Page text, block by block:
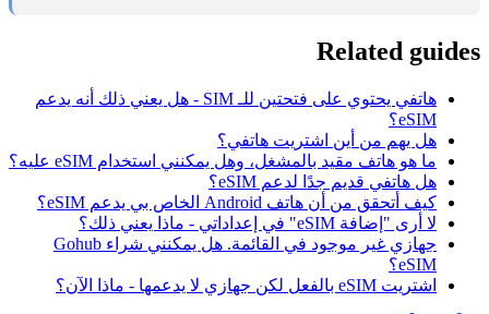
Related guides
هاتفي يحتوي على فتحتين للـ SIM - هل يعني ذلك أنه يدعم
eSIM؟
هل يهم من أين اشتريت هاتفي؟
ما هو هاتف مقيد بالمشغل، وهل يمكنني استخدام eSIM عليه؟
هل هاتفي قديم جدًا لدعم eSIM؟
كيف أتحقق من أن هاتف Android الخاص بي يدعم eSIM؟
لا أرى "إضافة eSIM" في إعداداتي - ماذا يعني ذلك؟
جهازي غير موجود في القائمة. هل يمكنني شراء Gohub
eSIM؟
اشتريت eSIM بالفعل لكن جهازي لا يدعمها - ماذا الآن؟